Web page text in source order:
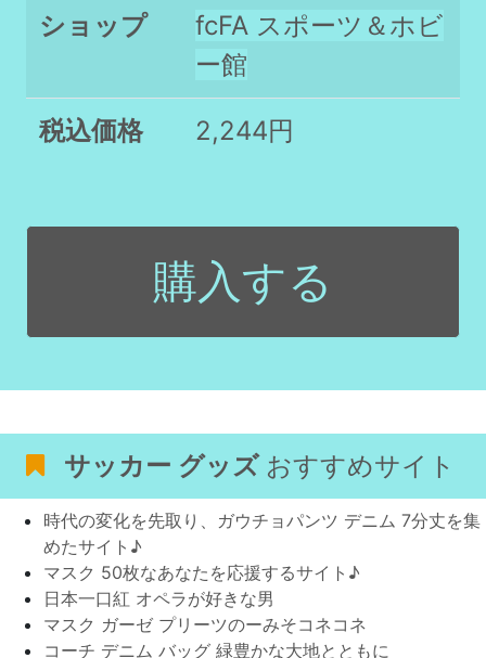
ショップ
fcFA スポーツ＆ホビ
ー館
税込価格 2,244円
購入する
サッカー グッズおすすめサイト
時代の変化を先取り、ガウチョパンツ デニム 7分丈を集
めたサイト♪
マスク 50枚なあなたを応援するサイト♪
日本一口紅 オペラが好きな男
マスク ガーゼ プリーツのーみそコネコネ
コーチ デニム バッグ 緑豊かな大地とともに